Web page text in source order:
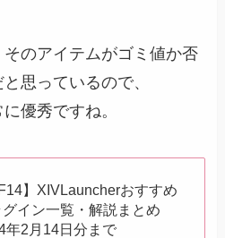
のアイテムがゴミ値か否
思っているので、
優秀ですね。
】XIVLauncherおすすめ
グイン一覧・解説まとめ
年2月14日分まで